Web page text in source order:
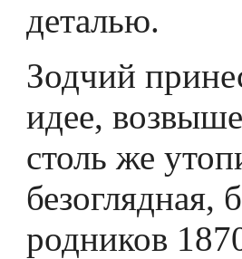
деталью.
Зодчий
идее,
столь же
безоглядная,
родников